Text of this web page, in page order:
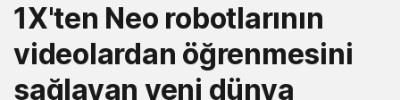
1X'ten Neo robotlarının
videolardan öğrenmesini
sağlayan yeni dünya